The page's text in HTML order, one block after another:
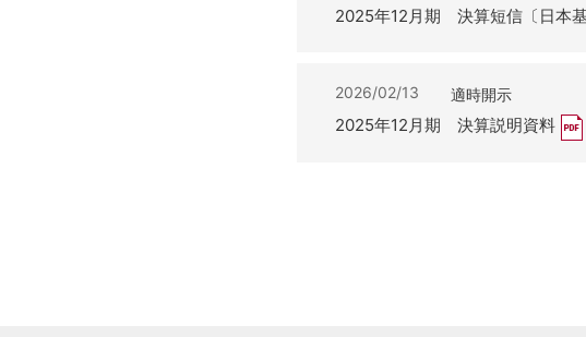
2025年12月期 決算短信〔日本基
2026/02/13 適時開示
2025年12月期 決算説明資料